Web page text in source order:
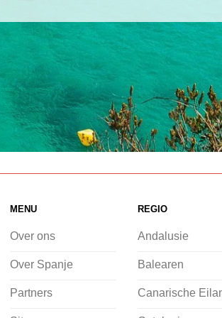
MENU
Over ons
Over Spanje
Partners
REGIO
Andalusie
Balearen
Canarische